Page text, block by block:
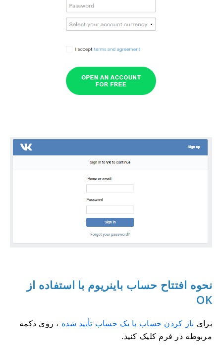
نحوه افتتاح حساب باینریوم با استفاده از
OK
برای باز کردن حساب با یک حساب تأیید شده ، روی دکمه
مربوطه در فرم کلیک کنید.